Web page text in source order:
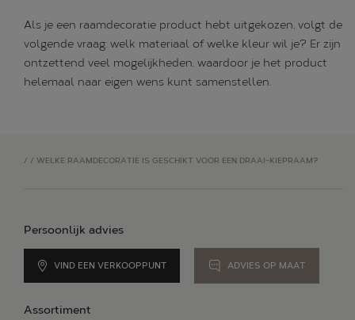
Als je een raamdecoratie product hebt uitgekozen, volgt de
volgende vraag: welk materiaal of welke kleur wil je? Er zijn
ontzettend veel mogelijkheden, waardoor je het product
helemaal naar eigen wens kunt samenstellen.
/ / WELKE RAAMDECORATIE IS GESCHIKT VOOR EEN DRAAI-KIEPRAAM?
Persoonlijk advies
VIND EEN VERKOOPPUNT ADVIES OP MAAT
Assortiment